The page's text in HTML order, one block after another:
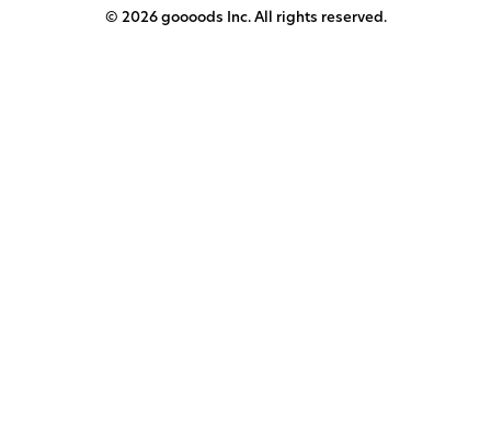
© 2026 goooods Inc. All rights reserved.